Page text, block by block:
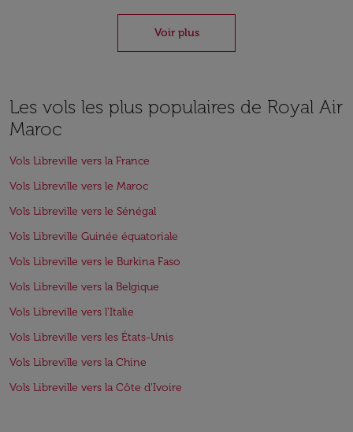
Voir plus
Les vols les plus populaires de Royal Air
Maroc
Vols Libreville vers la France
Vols Libreville vers le Maroc
Vols Libreville vers le Sénégal
Vols Libreville Guinée équatoriale
Vols Libreville vers le Burkina Faso
Vols Libreville vers la Belgique
Vols Libreville vers l'Italie
Vols Libreville vers les États-Unis
Vols Libreville vers la Chine
Vols Libreville vers la Côte d'Ivoire